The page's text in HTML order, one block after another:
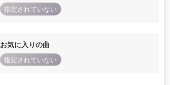
指定されていない
お気に入りの曲
指定されていない